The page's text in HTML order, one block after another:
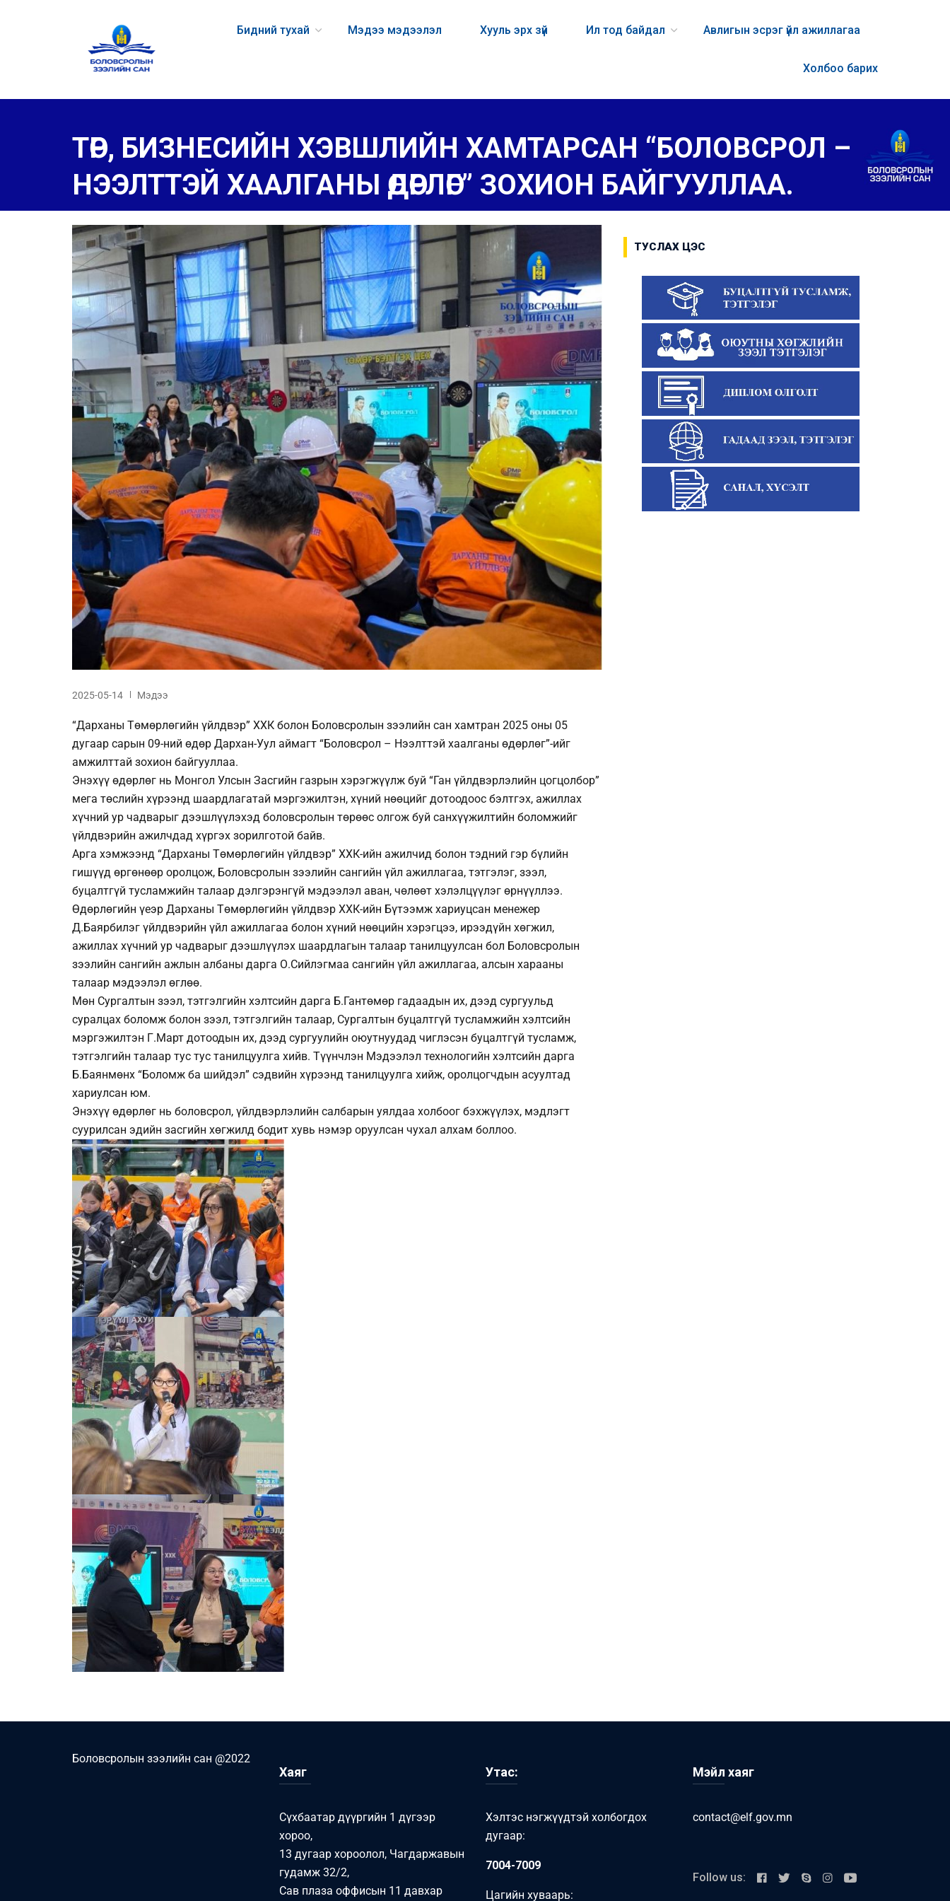
Бидний тухай Мэдээ мэдээлэл Хууль эрх зүй Ил тод байдал Авлигын эсрэг үйл ажиллагаа
Холбоо барих
ТӨР, БИЗНЕСИЙН ХЭВШЛИЙН ХАМТАРСАН “БОЛОВСРОЛ –
НЭЭЛТТЭЙ ХААЛГАНЫ ӨДӨРЛӨГ” ЗОХИОН БАЙГУУЛЛАА.
2025-05-14 Мэдээ
“Дарханы Төмөрлөгийн үйлдвэр” ХХК болон Боловсролын зээлийн сан хамтран 2025 оны 05
дугаар сарын 09-ний өдөр Дархан-Уул аймагт “Боловсрол – Нээлттэй хаалганы өдөрлөг”-ийг
амжилттай зохион байгууллаа.
Энэхүү өдөрлөг нь Монгол Улсын Засгийн газрын хэрэгжүүлж буй “Ган үйлдвэрлэлийн цогцолбор”
мега төслийн хүрээнд шаардлагатай мэргэжилтэн, хүний нөөцийг дотоодоос бэлтгэх, ажиллах
хүчний ур чадварыг дээшлүүлэхэд боловсролын төрөөс олгож буй санхүүжилтийн боломжийг
үйлдвэрийн ажилчдад хүргэх зорилготой байв.
Арга хэмжээнд “Дарханы Төмөрлөгийн үйлдвэр” ХХК-ийн ажилчид болон тэдний гэр бүлийн
гишүүд өргөнөөр оролцож, Боловсролын зээлийн сангийн үйл ажиллагаа, тэтгэлэг, зээл,
буцалтгүй тусламжийн талаар дэлгэрэнгүй мэдээлэл аван, чөлөөт хэлэлцүүлэг өрнүүллээ.
Өдөрлөгийн үеэр Дарханы Төмөрлөгийн үйлдвэр ХХК-ийн Бүтээмж хариуцсан менежер
Д.Баярбилэг үйлдвэрийн үйл ажиллагаа болон хүний нөөцийн хэрэгцээ, ирээдүйн хөгжил,
ажиллах хүчний ур чадварыг дээшлүүлэх шаардлагын талаар танилцуулсан бол Боловсролын
зээлийн сангийн ажлын албаны дарга О.Сийлэгмаа сангийн үйл ажиллагаа, алсын харааны
талаар мэдээлэл өглөө.
Мөн Сургалтын зээл, тэтгэлгийн хэлтсийн дарга Б.Гантөмөр гадаадын их, дээд сургуульд
суралцах боломж болон зээл, тэтгэлгийн талаар, Сургалтын буцалтгүй тусламжийн хэлтсийн
мэргэжилтэн Г.Март дотоодын их, дээд сургуулийн оюутнуудад чиглэсэн буцалтгүй тусламж,
тэтгэлгийн талаар тус тус танилцуулга хийв. Түүнчлэн Мэдээлэл технологийн хэлтсийн дарга
Б.Баянмөнх “Боломж ба шийдэл” сэдвийн хүрээнд танилцуулга хийж, оролцогчдын асуултад
хариулсан юм.
Энэхүү өдөрлөг нь боловсрол, үйлдвэрлэлийн салбарын уялдаа холбоог бэхжүүлэх, мэдлэгт
суурилсан эдийн засгийн хөгжилд бодит хувь нэмэр оруулсан чухал алхам боллоо.
ТУСЛАХ ЦЭС
Боловсролын зээлийн сан @2022
Хаяг
Сүхбаатар дүүргийн 1 дүгээр
хороо,
13 дугаар хороолол, Чагдаржавын
гудамж 32/2,
Сав плаза оффисын 11 давхар
Утас:
Хэлтэс нэгжүүдтэй холбогдох
дугаар:
7004-7009
Цагийн хуваарь:
Мэйл хаяг
contact@elf.gov.mn
Follow us: